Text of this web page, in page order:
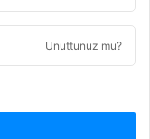
Unuttunuz mu?